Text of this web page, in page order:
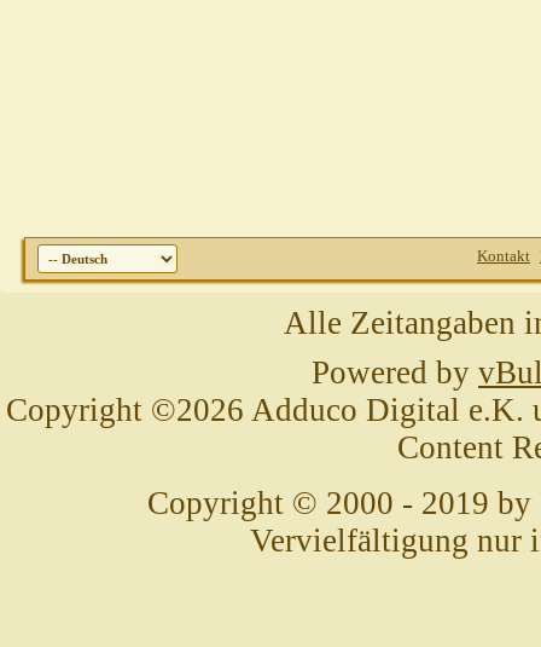
Kontakt
Alle Zeitangaben
Powered by
Copyright ©2026 Adduco Digital e.K.
Content
Copyright © 2000 - 2019 by
Vervielfältigung nur